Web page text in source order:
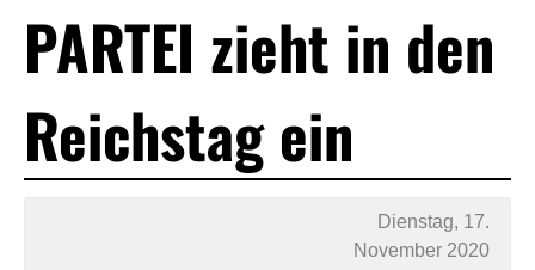
PARTEI zieht in den
Reichstag ein
Dienstag, 17.
November 2020